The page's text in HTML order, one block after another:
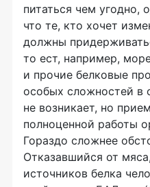
питаться чем угодно,
что те, кто хочет
должны
то ест, например,
и прочие белковые
особых сложностей в
не возникает, но
полноценной работы
Гораздо сложнее
Отказавшийся от
источников белка